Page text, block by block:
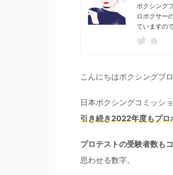
ボクシング
ロボクサー
ていますの
こんにちはボクシングブ
日本ボクシングコミッシ
引き続き2022年度もプロ
プロテストの受験者数も
思わせる数字。